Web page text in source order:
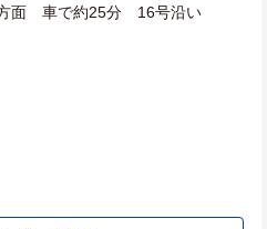
面 車で約25分 16号沿い